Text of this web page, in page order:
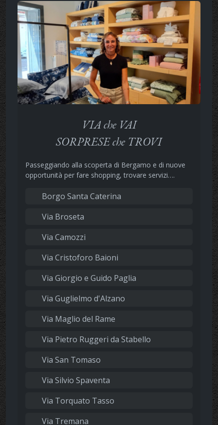
VIA che VAI
SORPRESE che TROVI
Passeggiando alla scoperta di Bergamo e di nuove
opportunità per fare shopping, trovare servizi….
Borgo Santa Caterina
Via Broseta
Via Camozzi
Via Cristoforo Baioni
Via Giorgio e Guido Paglia
Via Guglielmo d'Alzano
Via Maglio del Rame
Via Pietro Ruggeri da Stabello
Via San Tomaso
Via Silvio Spaventa
Via Torquato Tasso
Via Tremana